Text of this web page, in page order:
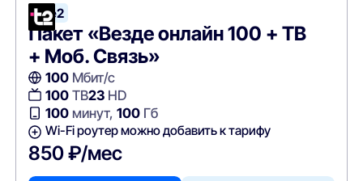
Tele2
Пакет «Везде онлайн 100 + ТВ
+ Моб. Связь»
100Мбит/с
100ТВ23HD
100минут, 100Гб
Wi-Fi роутер можно добавить к тарифу
850 ₽/мес